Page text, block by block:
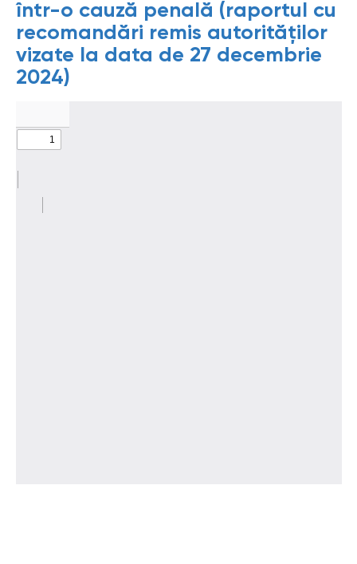
într-o cauză penală (raportul cu
recomandări remis autorităților
vizate la data de 27 decembrie
2024)